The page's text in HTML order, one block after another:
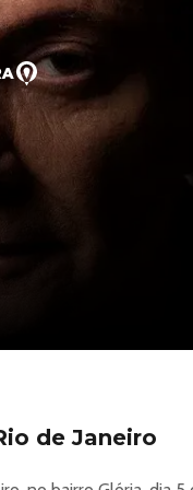
de Janeiro